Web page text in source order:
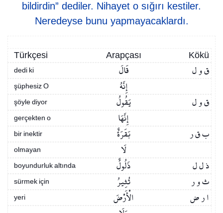
bildirdin” dediler. Nihayet o sığırı kestiler.
Neredeyse bunu yapmayacaklardı.
Türkçesi Kökü
Arapçası
dedi ki ق و ل قَالَ
şüphesiz O إِنَّهُ
şöyle diyor ق و ل يَقُولُ
gerçekten o إِنَّهَا
bir inektir ب ق ر بَقَرَةٌ
olmayan لَا
boyundurluk altında ذ ل ل ذَلُولٌ
sürmek için ث و ر تُثِيرُ
yeri ا ر ض
الْأَرْضَ